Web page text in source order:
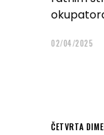
02/04/2025
ČETVRTA